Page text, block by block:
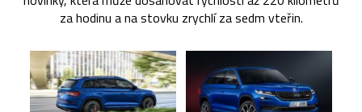
za hodinu a na stovku zrychlí za sedm vteřin.